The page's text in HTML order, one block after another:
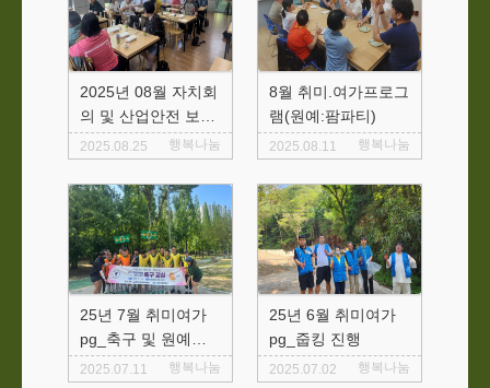
2025년 08월 자치회
의 및 산업안전 보건
교육
2025.08.25 행복나눔
8월 취미.여가프로그
램(원예:팜파티)
2025.08.11 행복나눔
25년 7월 취미여가
pg_축구 및 원예활
동 진행
2025.07.11 행복나눔
25년 6월 취미여가
pg_줍킹 진행
2025.07.02 행복나눔